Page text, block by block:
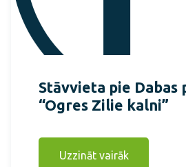
Stāvvieta pie Dabas
“Ogres Zilie kalni”
Uzzināt vairāk